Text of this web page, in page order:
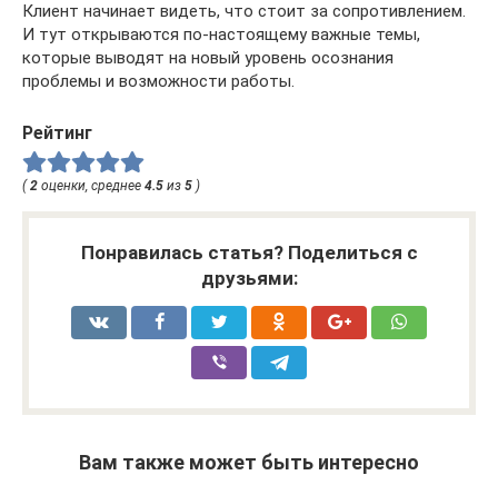
Клиент начинает видеть, что стоит за сопротивлением.
И тут открываются по-настоящему важные темы,
которые выводят на новый уровень осознания
проблемы и возможности работы.
Рейтинг
(2 оценки, среднее 4.5 из 5 )
Понравилась статья? Поделиться с
друзьями:
Вам также может быть интересно